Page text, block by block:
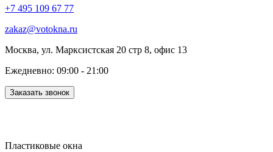
+7 495 109 67 77
zakaz@votokna.ru
Москва, ул. Марксистская 20 стр 8, офис 13
Ежедневно: 09:00 - 21:00
Заказать звонок
Пластиковые окна